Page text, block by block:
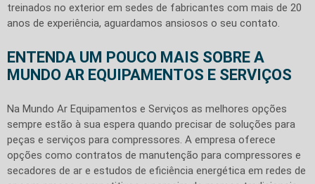
treinados no exterior em sedes de fabricantes com mais de 20
anos de experiência, aguardamos ansiosos o seu contato.
ENTENDA UM POUCO MAIS SOBRE A
MUNDO AR EQUIPAMENTOS E SERVIÇOS
Na Mundo Ar Equipamentos e Serviços as melhores opções
sempre estão à sua espera quando precisar de soluções para
peças e serviços para compressores. A empresa oferece
opções como contratos de manutenção para compressores e
secadores de ar e estudos de eficiência energética em redes de